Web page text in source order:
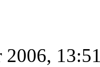
2006,